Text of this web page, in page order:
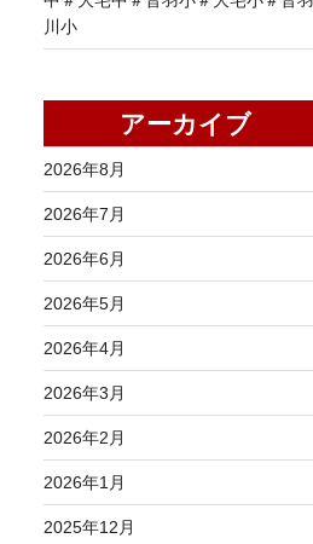
川小
アーカイブ
2026年8月
2026年7月
2026年6月
2026年5月
2026年4月
2026年3月
2026年2月
2026年1月
2025年12月